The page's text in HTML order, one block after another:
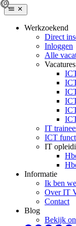
Werkzoekend
Direct
Inloggen
Alle
IT
ICT
IT
Informatie
Ik ben
Over IT
Contact
Blog
Bekijk